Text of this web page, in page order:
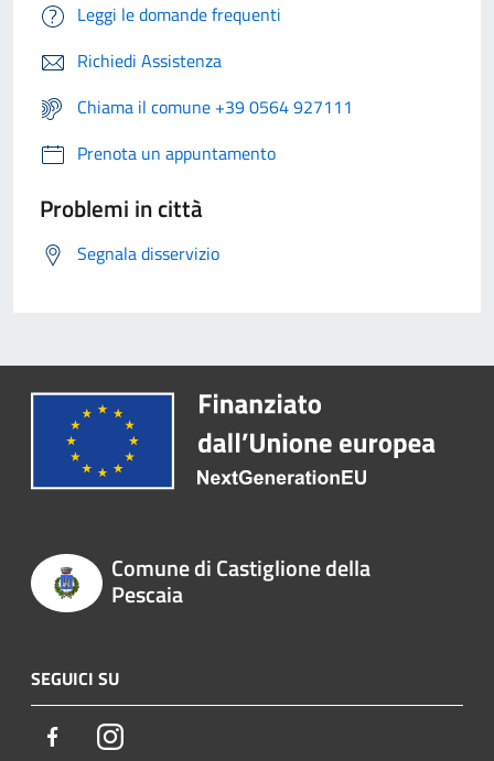
Leggi le domande frequenti
Richiedi Assistenza
Chiama il comune +39 0564 927111
Prenota un appuntamento
Problemi in città
Segnala disservizio
Comune di Castiglione della
Pescaia
SEGUICI SU
FacebookInstagram